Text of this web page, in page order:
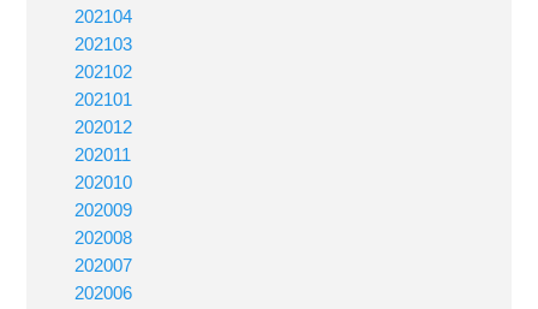
202104
202103
202102
202101
202012
202011
202010
202009
202008
202007
202006